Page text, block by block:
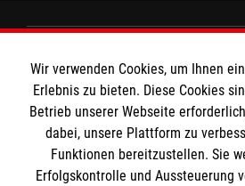
MBZ Euregio
Kurse für Ärzte
Kurse für Rettungsdienstler
Informationen
Wir verwenden Cookies, um Ihnen
Erlebnis zu bieten. Diese Cookies
Betrieb unserer Webseite
dabei, unsere Plattform zu
Funktionen bereitzustellen. Sie
Erfolgskontrolle und Aussteuerung